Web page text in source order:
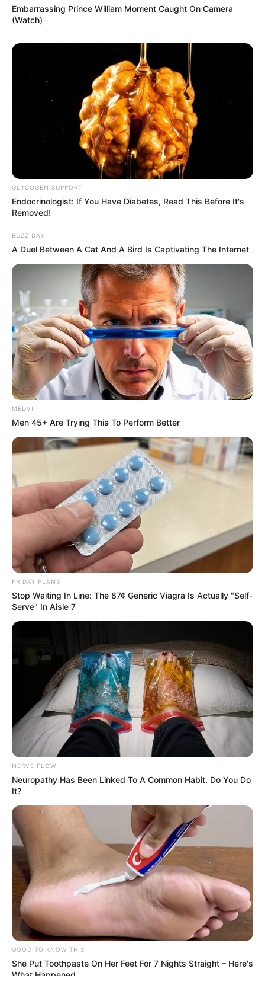
TAGS
ΤΑΥΤΟΤΗΤΑ ΚΑΙ ΕΠΙΚΟΙΝΩΝΙΑ ΟΡΟΙ ΧΡΗΣΗΣ
© 2025 EVIANEWS του Γιώργου Κουτσελίνη
Embarrassing Prince William Moment Caught On Camera
(Watch)
GLYCOGEN SUPPORT
Endocrinologist: If You Have Diabetes, Read This Before It's
Removed!
BUZZ DAY
A Duel Between A Cat And A Bird Is Captivating The Internet
MEDVI
Men 45+ Are Trying This To Perform Better
FRIDAY PLANS
Stop Waiting In Line: The 87¢ Generic Viagra Is Actually "Self-
Serve" In Aisle 7
NERVE FLOW
Neuropathy Has Been Linked To A Common Habit. Do You Do
It?
GOOD TO KNOW THIS
She Put Toothpaste On Her Feet For 7 Nights Straight – Here's
What Happened